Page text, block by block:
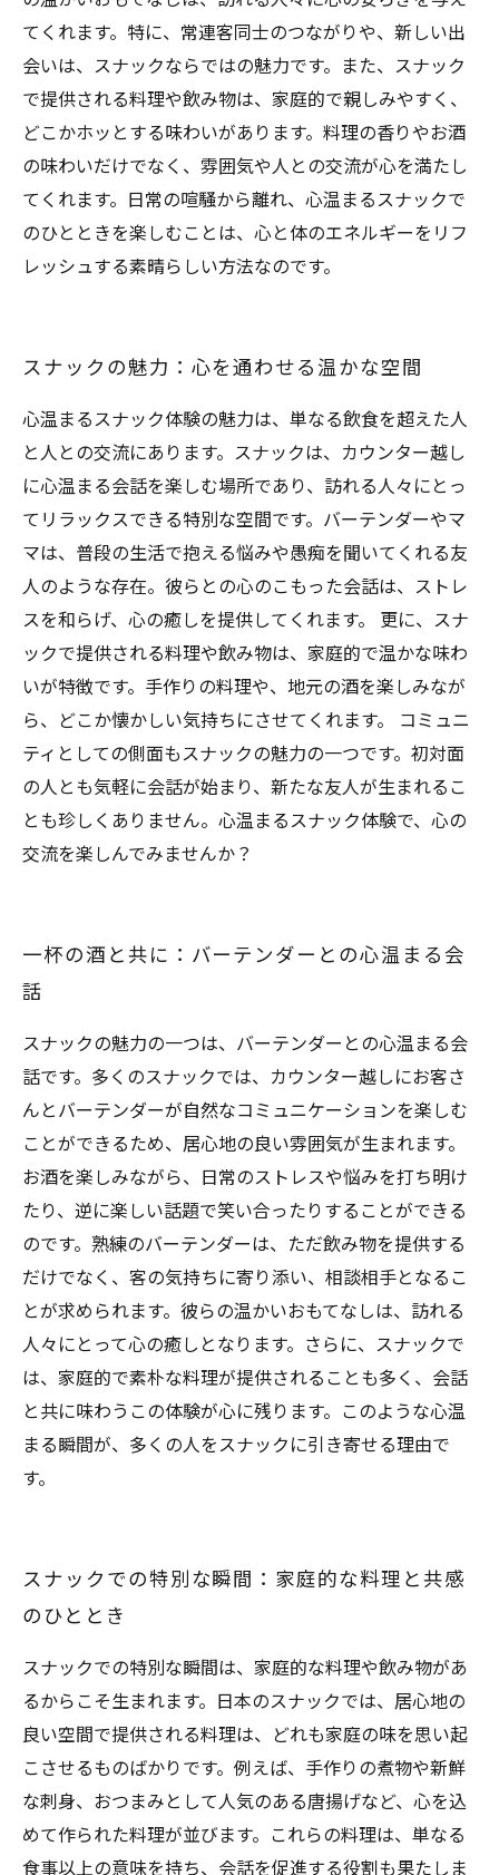
てくれます。特に、常連客同士のつながりや、新しい出
会いは、スナックならではの魅力です。また、スナック
で提供される料理や飲み物は、家庭的で親しみやすく、
どこかホッとする味わいがあります。料理の香りやお酒
の味わいだけでなく、雰囲気や人との交流が心を満たし
てくれます。日常の喧騒から離れ、心温まるスナックで
のひとときを楽しむことは、心と体のエネルギーをリフ
レッシュする素晴らしい方法なのです。
スナックの魅力：心を通わせる温かな空間
心温まるスナック体験の魅力は、単なる飲食を超えた人
と人との交流にあります。スナックは、カウンター越し
に心温まる会話を楽しむ場所であり、訪れる人々にとっ
てリラックスできる特別な空間です。バーテンダーやマ
マは、普段の生活で抱える悩みや愚痴を聞いてくれる友
人のような存在。彼らとの心のこもった会話は、ストレ
スを和らげ、心の癒しを提供してくれます。 更に、スナ
ックで提供される料理や飲み物は、家庭的で温かな味わ
いが特徴です。手作りの料理や、地元の酒を楽しみなが
ら、どこか懐かしい気持ちにさせてくれます。 コミュニ
ティとしての側面もスナックの魅力の一つです。初対面
の人とも気軽に会話が始まり、新たな友人が生まれるこ
とも珍しくありません。心温まるスナック体験で、心の
交流を楽しんでみませんか？
一杯の酒と共に：バーテンダーとの心温まる会
話
スナックの魅力の一つは、バーテンダーとの心温まる会
話です。多くのスナックでは、カウンター越しにお客さ
んとバーテンダーが自然なコミュニケーションを楽しむ
ことができるため、居心地の良い雰囲気が生まれます。
お酒を楽しみながら、日常のストレスや悩みを打ち明け
たり、逆に楽しい話題で笑い合ったりすることができる
のです。熟練のバーテンダーは、ただ飲み物を提供する
だけでなく、客の気持ちに寄り添い、相談相手となるこ
とが求められます。彼らの温かいおもてなしは、訪れる
人々にとって心の癒しとなります。さらに、スナックで
は、家庭的で素朴な料理が提供されることも多く、会話
と共に味わうこの体験が心に残ります。このような心温
まる瞬間が、多くの人をスナックに引き寄せる理由で
す。
スナックでの特別な瞬間：家庭的な料理と共感
のひととき
スナックでの特別な瞬間は、家庭的な料理や飲み物があ
るからこそ生まれます。日本のスナックでは、居心地の
良い空間で提供される料理は、どれも家庭の味を思い起
こさせるものばかりです。例えば、手作りの煮物や新鮮
な刺身、おつまみとして人気のある唐揚げなど、心を込
めて作られた料理が並びます。これらの料理は、単なる
食事以上の意味を持ち、会話を促進する役割も果たしま